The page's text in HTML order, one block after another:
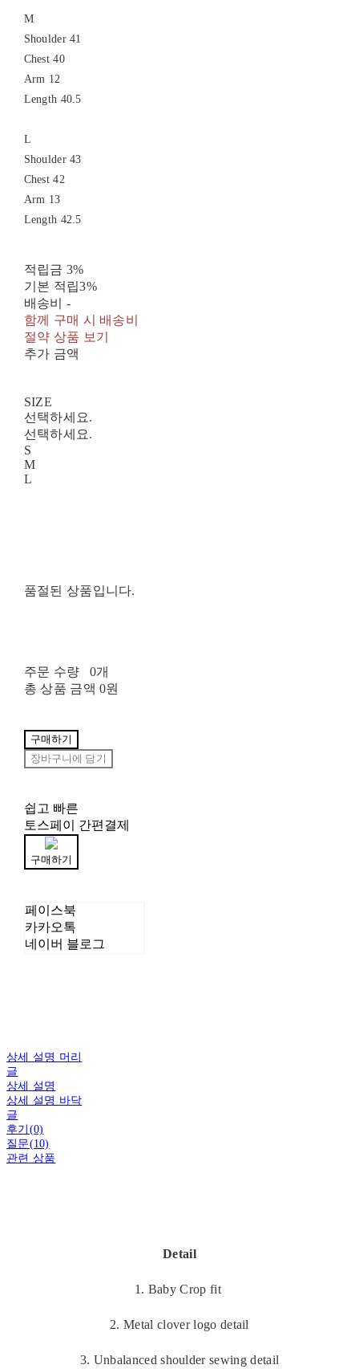
M
Shoulder 41
Chest 40
Arm 12
Length 40.5
L
Shoulder 43
Chest 42
Arm 13
Length 42.5
적립금 3%
기본 적립3%
배송비 -
함께 구매 시 배송비
절약 상품 보기
추가 금액
SIZE
선택하세요.
선택하세요.
S
M
L
품절된 상품입니다.
주문 수량
0개
총 상품 금액 0원
구매하기
장바구니에 담기
쉽고 빠른
토스페이 간편결제
구매하기
페이스북
카카오톡
네이버 블로그
상세 설명 머리
글
상세 설명
상세 설명 바닥
글
후기(0)
질문(10)
관련 상품
Detail
1. Baby Crop fit
2. Metal clover logo detail
3. Unbalanced shoulder sewing detail